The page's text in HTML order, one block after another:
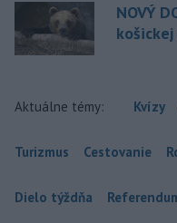
NOVÝ
Aktuálne témy: Kvízy
Turizmus Cestovanie
Dielo týždňa